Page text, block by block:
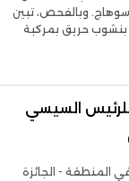
سوهاج. وبالفحص، تبين
بنشوب حريق بمركبة
السيسي
المنطقة - الجائزة